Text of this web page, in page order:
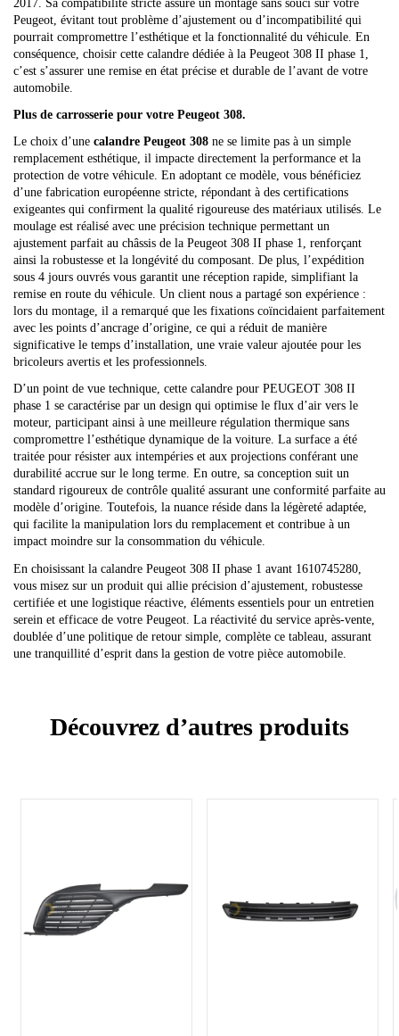
2017. Sa compatibilité stricte assure un montage sans souci sur votre
Peugeot, évitant tout problème d’ajustement ou d’incompatibilité qui
pourrait compromettre l’esthétique et la fonctionnalité du véhicule. En
conséquence, choisir cette calandre dédiée à la Peugeot 308 II phase 1,
c’est s’assurer une remise en état précise et durable de l’avant de votre
automobile.
Plus de carrosserie pour votre Peugeot 308.
Le choix d’une calandre Peugeot 308 ne se limite pas à un simple
remplacement esthétique, il impacte directement la performance et la
protection de votre véhicule. En adoptant ce modèle, vous bénéficiez
d’une fabrication européenne stricte, répondant à des certifications
exigeantes qui confirment la qualité rigoureuse des matériaux utilisés. Le
moulage est réalisé avec une précision technique permettant un
ajustement parfait au châssis de la Peugeot 308 II phase 1, renforçant
ainsi la robustesse et la longévité du composant. De plus, l’expédition
sous 4 jours ouvrés vous garantit une réception rapide, simplifiant la
remise en route du véhicule. Un client nous a partagé son expérience :
lors du montage, il a remarqué que les fixations coïncidaient parfaitement
avec les points d’ancrage d’origine, ce qui a réduit de manière
significative le temps d’installation, une vraie valeur ajoutée pour les
bricoleurs avertis et les professionnels.
D’un point de vue technique, cette calandre pour PEUGEOT 308 II
phase 1 se caractérise par un design qui optimise le flux d’air vers le
moteur, participant ainsi à une meilleure régulation thermique sans
compromettre l’esthétique dynamique de la voiture. La surface a été
traitée pour résister aux intempéries et aux projections conférant une
durabilité accrue sur le long terme. En outre, sa conception suit un
standard rigoureux de contrôle qualité assurant une conformité parfaite au
modèle d’origine. Toutefois, la nuance réside dans la légèreté adaptée,
qui facilite la manipulation lors du remplacement et contribue à un
impact moindre sur la consommation du véhicule.
En choisissant la calandre Peugeot 308 II phase 1 avant 1610745280,
vous misez sur un produit qui allie précision d’ajustement, robustesse
certifiée et une logistique réactive, éléments essentiels pour un entretien
serein et efficace de votre Peugeot. La réactivité du service après-vente,
doublée d’une politique de retour simple, complète ce tableau, assurant
une tranquillité d’esprit dans la gestion de votre pièce automobile.
Découvrez d’autres produits